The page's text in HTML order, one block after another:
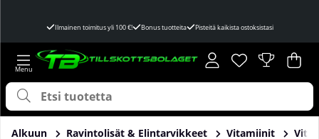
Ilmainen toimitus yli 100 €! Bonus tuotteita Pisteitä kaikista ostoksistasi
Toivelista
Lukumäärä
. .
Alkuun Ravintolisät & Elintarvikkeet Vitamiinit